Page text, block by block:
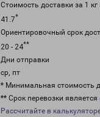
Стоимость доставки за 1
41.7*
Ориентировочный срок
20 - 24**
Дни отправки
ср, пт
* Минимальная стоимость
** Срок перевозки является
Рассчитайте в